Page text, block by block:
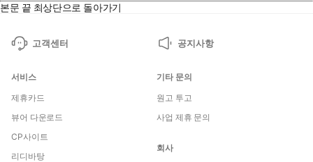
본문 끝 최상단으로 돌아가기
고객센터 공지사항
서비스
제휴카드
뷰어 다운로드
CP사이트
리디바탕
기타 문의
원고 투고
사업 제휴 문의
회사